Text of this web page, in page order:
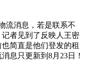
消息，若是联系不
记者见到了反映人王密
简直是他们登发的租
息只更新到8月23日！